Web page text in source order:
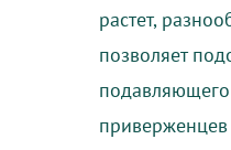
растет,
позволяет
приверженцев